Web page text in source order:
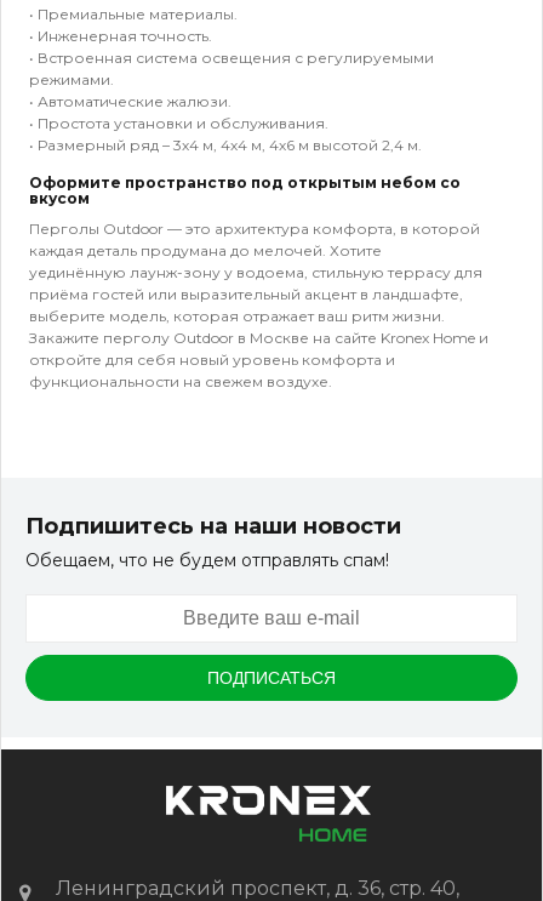
• Премиальные материалы.
• Инженерная точность.
• Встроенная система освещения с регулируемыми
режимами.
• Автоматические жалюзи.
• Простота установки и обслуживания.
• Размерный ряд – 3х4 м, 4х4 м, 4х6 м высотой 2,4 м.
Оформите пространство под открытым небом со
вкусом
Перголы Outdoor — это архитектура комфорта, в которой
каждая деталь продумана до мелочей. Хотите
уединённую лаунж-зону у водоема, стильную террасу для
приёма гостей или выразительный акцент в ландшафте,
выберите модель, которая отражает ваш ритм жизни.
Закажите перголу Outdoor в Москве на сайте Kronex Home и
откройте для себя новый уровень комфорта и
функциональности на свежем воздухе.
Подпишитесь на наши новости
Обещаем, что не будем отправлять спам!
Ленинградский проспект, д. 36, стр. 40,